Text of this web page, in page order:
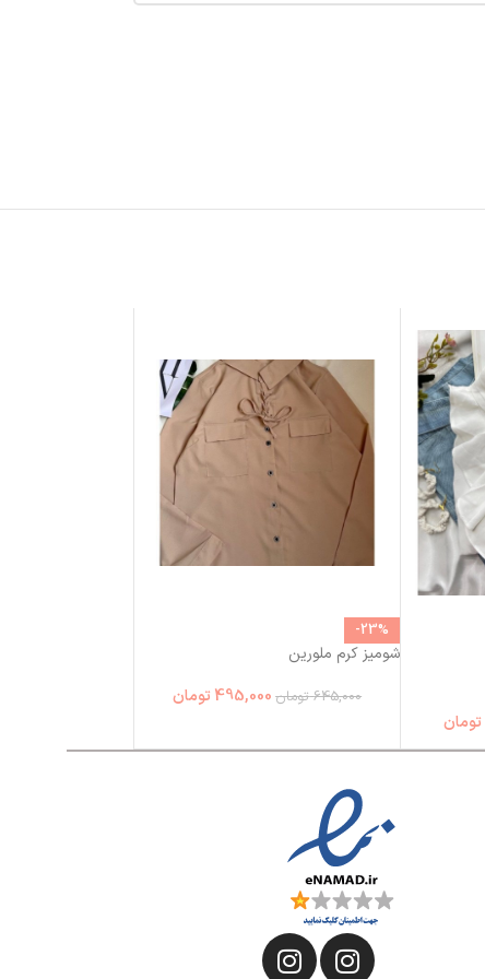
تومان
-23%
شومیز کرم ملورین
645,000 تومان 495,000 تومان